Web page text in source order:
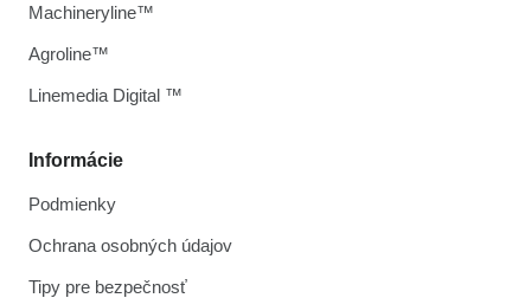
Informácie
Podmienky
Ochrana osobných údajov
Tipy pre bezpečnosť
Machineryline™
Agroline™
Linemedia Digital ™